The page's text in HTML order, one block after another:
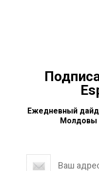
Ежедневный
Молдовы